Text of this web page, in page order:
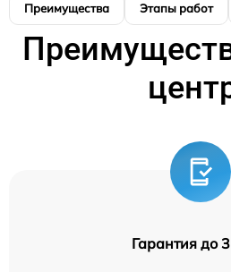
Преимущества Этапы работ
Гарантия до